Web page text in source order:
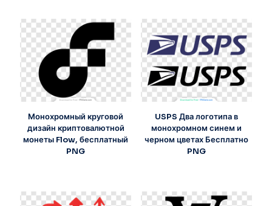
Монохромный круговой
дизайн криптовалютной
монеты Flow, бесплатный
PNG
USPS Два логотипа в
монохромном синем и
черном цветах Бесплатно
PNG